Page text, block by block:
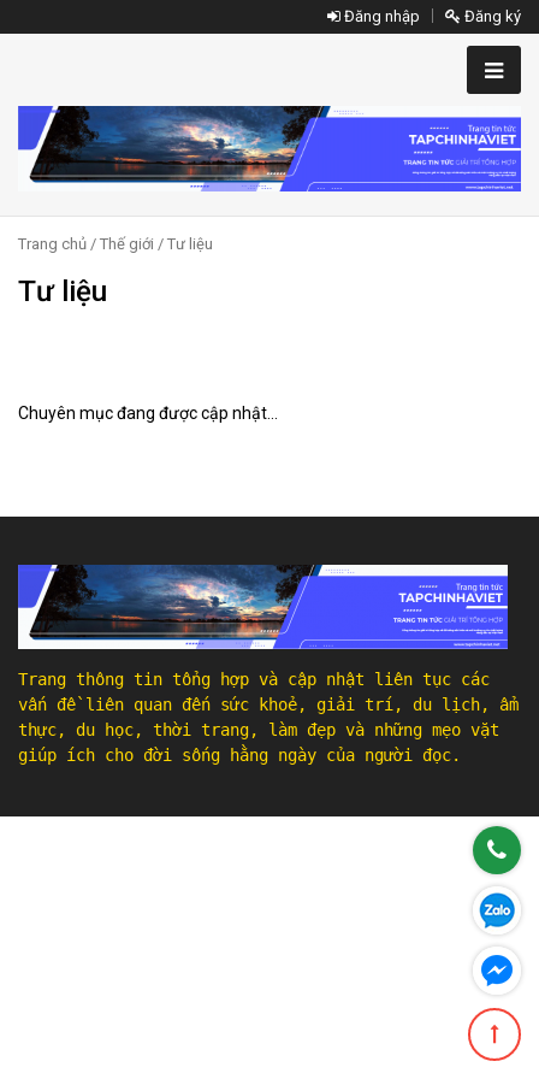
Đăng nhập Đăng ký
Trang chủ / Thế giới / Tư liệu
Tư liệu
Chuyên mục đang được cập nhật...
Trang thông tin tổng hợp và cập nhật liên tục các
vấn đề liên quan đến sức khoẻ, giải trí, du lịch, ẩm
thực, du học, thời trang, làm đẹp và những mẹo vặt
giúp ích cho đời sống hằng ngày của người đọc.